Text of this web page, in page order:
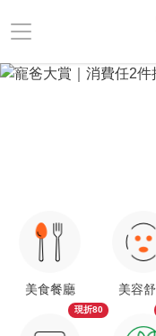
美食餐廳
現折80
美容